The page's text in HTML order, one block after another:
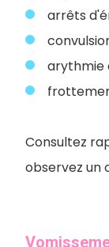
arrêts
arythmie
Consultez
observez un